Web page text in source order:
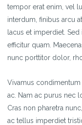
tempor erat enim, vel
interdum, finibus arcu
lacus et imperdiet.
efficitur quam.
nunc porttitor dolor,
Vivamus
ac. Nam ac purus nec
Cras non pharetra
ac tellus imperdiet